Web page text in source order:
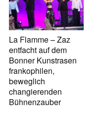
La Flamme – Zaz
entfacht auf dem
Bonner Kunstrasen
frankophilen,
beweglich
changierenden
Bühnenzauber